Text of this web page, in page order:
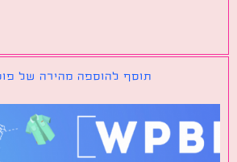
תוסף להוספה מהירה של פוסטים